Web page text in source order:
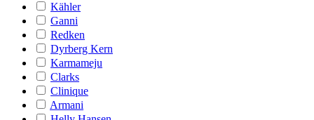
Kähler
Ganni
Redken
Dyrberg Kern
Karmameju
Clarks
Clinique
Armani